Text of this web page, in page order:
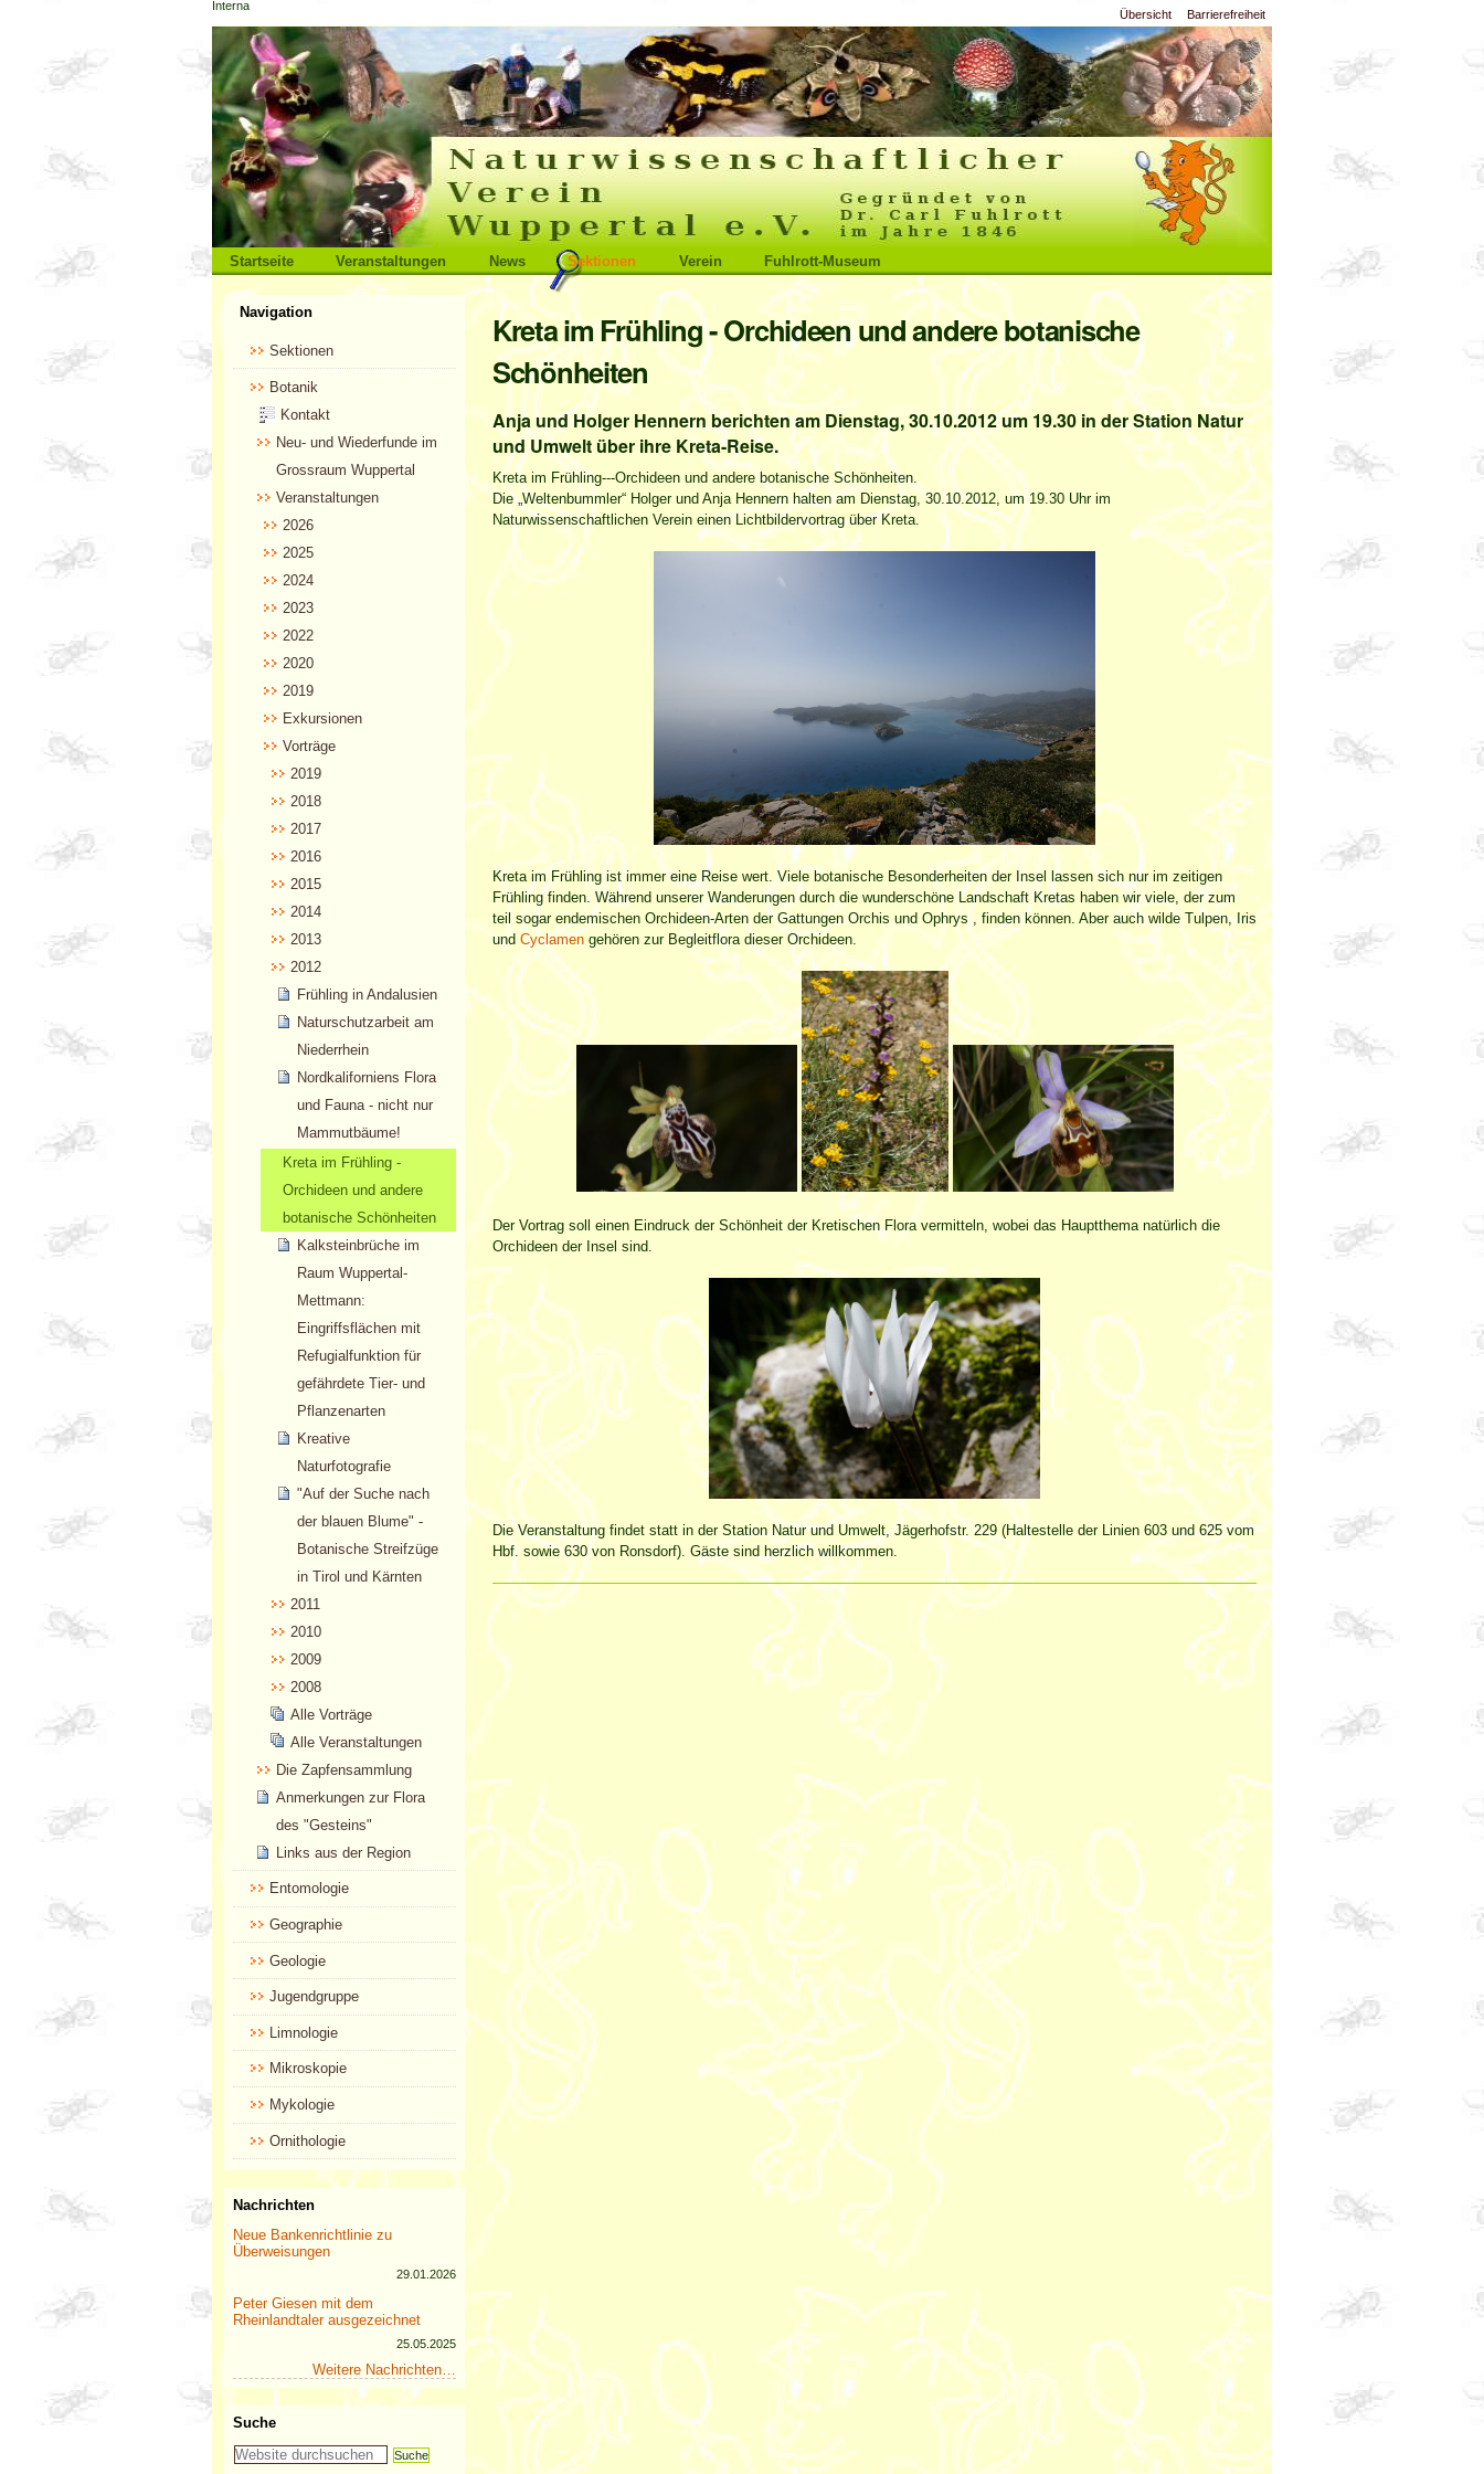
Direkt
zum
Inhalt
|
Direkt
zur
Navigation
Übersicht Barrierefreiheit
Sektionen
Startseite Veranstaltungen News Sektionen Verein Fuhlrott-Museum
Benutzerspezifische
Interna
Kreta im Frühling - Orchideen und andere botanische
Schönheiten
Anja und Holger Hennern berichten am Dienstag, 30.10.2012 um 19.30 in der Station Natur
und Umwelt über ihre Kreta-Reise.
Kreta im Frühling---Orchideen und andere botanische Schönheiten.
Die „Weltenbummler“ Holger und Anja Hennern halten am Dienstag, 30.10.2012, um 19.30 Uhr im
Naturwissenschaftlichen Verein einen Lichtbildervortrag über Kreta.
Kreta im Frühling ist immer eine Reise wert. Viele botanische Besonderheiten der Insel lassen sich nur im zeitigen
Frühling finden. Während unserer Wanderungen durch die wunderschöne Landschaft Kretas haben wir viele, der zum
teil sogar endemischen Orchideen-Arten der Gattungen Orchis und Ophrys , finden können. Aber auch wilde Tulpen, Iris
und Cyclamen gehören zur Begleitflora dieser Orchideen.
Der Vortrag soll einen Eindruck der Schönheit der Kretischen Flora vermitteln, wobei das Hauptthema natürlich die
Orchideen der Insel sind.
Die Veranstaltung findet statt in der Station Natur und Umwelt, Jägerhofstr. 229 (Haltestelle der Linien 603 und 625 vom
Hbf. sowie 630 von Ronsdorf). Gäste sind herzlich willkommen.
Navigation
Sektionen
Botanik
Kontakt
Neu- und Wiederfunde im
Grossraum Wuppertal
Veranstaltungen
2026
2025
2024
2023
2022
2020
2019
Exkursionen
Vorträge
2019
2018
2017
2016
2015
2014
2013
2012
Frühling in Andalusien
Naturschutzarbeit am
Niederrhein
Nordkaliforniens Flora
und Fauna - nicht nur
Mammutbäume!
Kreta im Frühling -
Orchideen und andere
botanische Schönheiten
Kalksteinbrüche im
Raum Wuppertal-
Mettmann:
Eingriffsflächen mit
Refugialfunktion für
gefährdete Tier- und
Pflanzenarten
Kreative
Naturfotografie
"Auf der Suche nach
der blauen Blume" -
Botanische Streifzüge
in Tirol und Kärnten
2011
2010
2009
2008
Alle Vorträge
Alle Veranstaltungen
Die Zapfensammlung
Anmerkungen zur Flora
des "Gesteins"
Links aus der Region
Entomologie
Geographie
Geologie
Jugendgruppe
Limnologie
Mikroskopie
Mykologie
Ornithologie
Nachrichten
Neue Bankenrichtlinie zu
Überweisungen
29.01.2026
Peter Giesen mit dem
Rheinlandtaler ausgezeichnet
25.05.2025
Weitere Nachrichten…
Suche